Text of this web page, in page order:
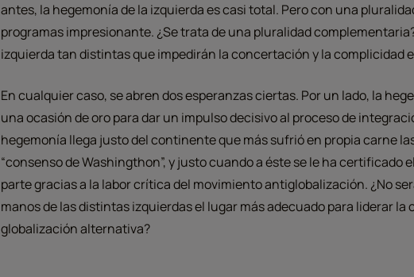
antes, la hegemonía de la izquierda es casi total. Pero con una
programas impresionante. ¿Se trata de una pluralidad
izquierda tan distintas que impedirán la concertación y la complicidad
En cualquier caso, se abren dos esperanzas ciertas. Por un lado, la
una ocasión de oro para dar un impulso decisivo al proceso de
hegemonía llega justo del continente que más sufrió en propia carne
“consenso de Washingthon”, y justo cuando a éste se le ha certificado
parte gracias a la labor crítica del movimiento antiglobalización. ¿No
manos de las distintas izquierdas el lugar más adecuado para liderar
globalización alternativa?